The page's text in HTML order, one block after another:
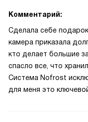
Комментарий:
Сделала себе
камера приказала
кто делает большие
спасло все, что
Система Nofrost
для меня это